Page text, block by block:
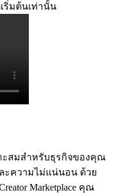
ริ่มต้นเท่านั้น
าะสมสำหรับธุรกิจของคุณ
ะความไม่แน่นอน ด้วย
Marketplace คุณ